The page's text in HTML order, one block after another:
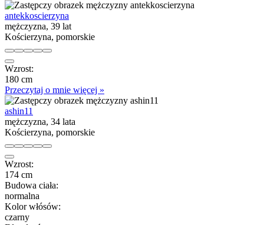
antekkoscierzyna
mężczyzna, 39 lat
Kościerzyna, pomorskie
Wzrost:
180 cm
Przeczytaj o mnie więcej »
ashin11
mężczyzna, 34 lata
Kościerzyna, pomorskie
Wzrost:
174 cm
Budowa ciała:
normalna
Kolor włósów:
czarny